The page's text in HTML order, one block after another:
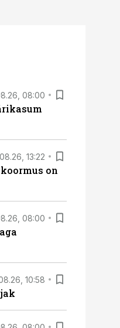
08:00
13:22
on
08:00
10:58